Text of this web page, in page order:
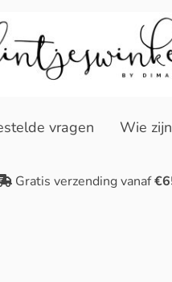
vragen Wie
Gratis verzending vanaf